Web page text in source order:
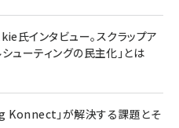
インタビュー。スクラップア
ューティングの民主化」とは
Konnect」が解決する課題とそ